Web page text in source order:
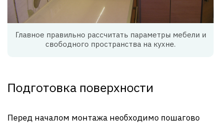
Главное правильно рассчитать параметры мебели и
свободного пространства на кухне.
Подготовка поверхности
Перед началом монтажа необходимо пошагово